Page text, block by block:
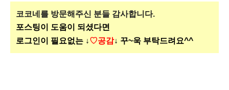
코코네를 방문해주신 분들 감사합니다.
포스팅이 도움이 되셨다면
로그인이 필요없는 ↓♡공감↓ 꾸~욱 부탁드려요^^